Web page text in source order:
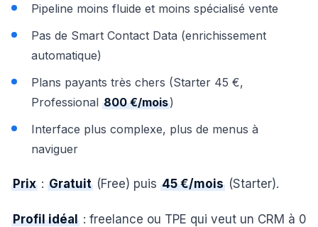
Pipeline moins fluide et moins spécialisé vente
Pas de Smart Contact Data (enrichissement
automatique)
Plans payants très chers (Starter 45 €,
Professional 800 €/mois)
Interface plus complexe, plus de menus à
naviguer
Prix : Gratuit (Free) puis 45 €/mois (Starter).
Profil idéal : freelance ou TPE qui veut un CRM à 0